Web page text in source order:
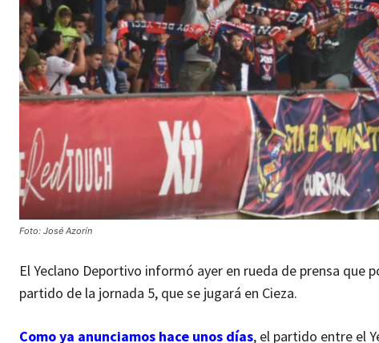
Foto: José Azorín
El Yeclano Deportivo informó ayer en rueda de prensa
partido de la jornada 5, que se jugará en Cieza.
Como ya anunciamos hace unos días, el partido entre el